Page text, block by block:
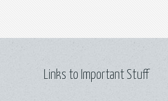
Links to Important Stuff